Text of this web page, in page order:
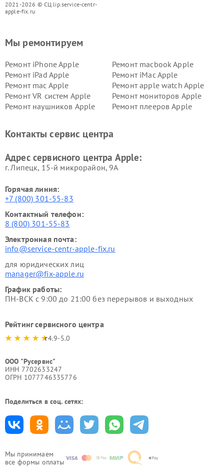
2021-2026 © СЦ lip.service-centr-
apple-fix.ru
Мы принимаем
все формы оплаты
Мы ремонтируем
Ремонт iPhone Apple
Ремонт macbook Apple
Ремонт iPad Apple
Ремонт iMac Apple
Ремонт mac Apple
Ремонт apple watch Apple
Ремонт VR систем Apple
Ремонт мониторов Apple
Ремонт наушников Apple
Ремонт плееров Apple
Контакты сервис центра
Адрес сервисного центра Apple:
г. Липецк, 15-й микрорайон, 9А
Горячая линия:
+7 (800) 301-55-83
Контактный телефон:
8 (800) 301-55-83
Электронная почта:
info@service-centr-apple-fix.ru
для юридических лиц
manager@fix-apple.ru
График работы:
ПН-ВСК с 9:00 до 21:00 без перерывов и выходных
Рейтинг сервисного центра
4.9-5.0
ООО "Русервис"
ИНН 7702633247
ОГРН 1077746335776
Поделиться в соц. сетях: